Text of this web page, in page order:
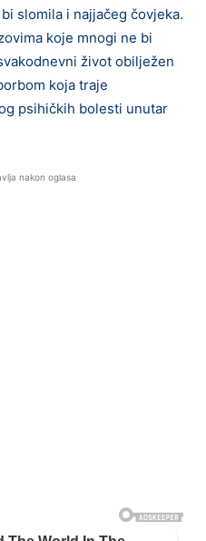
slomila i najjačeg čovjeka.
koje mnogi ne bi
život obilježen
koja traje
psihičkih bolesti unutar
nakon oglasa